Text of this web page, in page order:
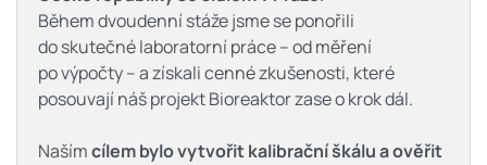
Během dvoudenní stáže jsme se ponořili
do skutečné laboratorní práce – od měření
po výpočty – a získali cenné zkušenosti, které
posouvají náš projekt Bioreaktor zase o krok dál.
Našímcílem bylo vytvořit kalibrační škálu a ověřit